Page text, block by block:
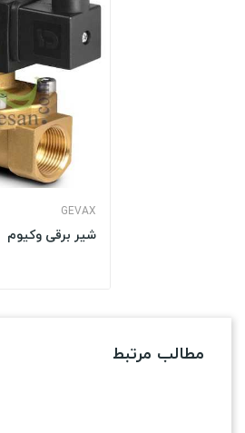
GEVAX
شیر برقی وکیوم
مطالب مرتبط